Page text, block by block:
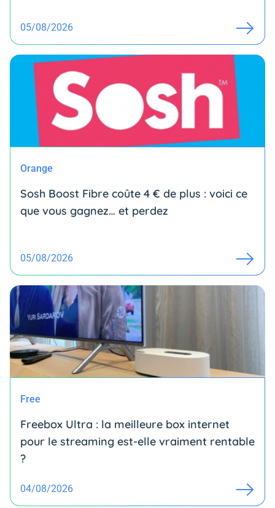
05/08/2026
Orange
Sosh Boost Fibre coûte 4 € de plus : voici ce
que vous gagnez… et perdez
05/08/2026
Free
Freebox Ultra : la meilleure box internet
pour le streaming est-elle vraiment rentable
?
04/08/2026